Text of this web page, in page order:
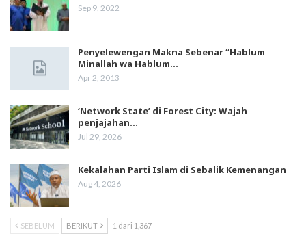
Sep 9, 2022
Penyelewengan Makna Sebenar “Hablum
Minallah wa Hablum…
Apr 2, 2013
‘Network State’ di Forest City: Wajah
penjajahan…
Jul 29, 2026
Kekalahan Parti Islam di Sebalik Kemenangan
Aug 4, 2026
SEBELUM BERIKUT 1 dari 1,367